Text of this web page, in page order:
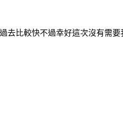
比較快不過幸好這次沒有需